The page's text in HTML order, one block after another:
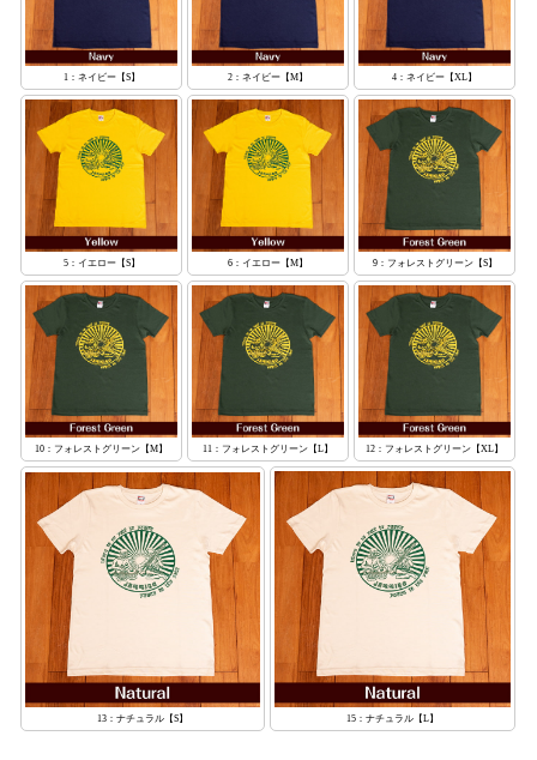
1：ネイビー【S】 2：ネイビー【M】 4：ネイビー【XL】
5：イエロー【S】 6：イエロー【M】 9：フォレストグリーン【S】
10：フォレストグリーン【M】 11：フォレストグリーン【L】 12：フォレストグリーン【XL】
13：ナチュラル【S】 15：ナチュラル【L】